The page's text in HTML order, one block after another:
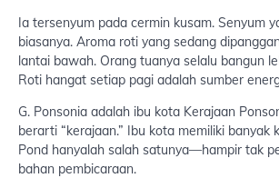
Ia tersenyum pada cermin kusam. Senyum
biasanya. Aroma roti yang sedang
lantai bawah. Orang tuanya selalu bangun
Roti hangat setiap pagi adalah sumber
G. Ponsonia adalah ibu kota Kerajaan
berarti “kerajaan.” Ibu kota memiliki banyak
Pond hanyalah salah satunya—hampir tak
bahan pembicaraan.